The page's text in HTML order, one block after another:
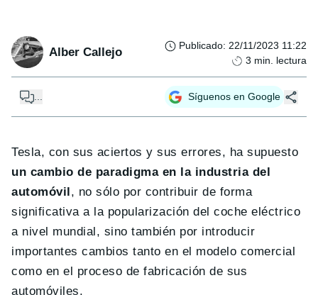
Alber Callejo Publicado: 22/11/2023 11:22
3 min. lectura
... Síguenos en Google
Tesla, con sus aciertos y sus errores, ha supuesto
un cambio de paradigma en la industria del
automóvil , no sólo por contribuir de forma
significativa a la popularización del coche eléctrico
a nivel mundial, sino también por introducir
importantes cambios tanto en el modelo comercial
como en el proceso de fabricación de sus
automóviles.